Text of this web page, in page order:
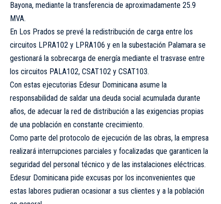
Bayona, mediante la transferencia de aproximadamente 25.9
MVA.
En Los Prados se prevé la redistribución de carga entre los
circuitos LPRA102 y LPRA106 y en la subestación Palamara se
gestionará la sobrecarga de energía mediante el trasvase entre
los circuitos PALA102, CSAT102 y CSAT103.
Con estas ejecutorias Edesur Dominicana asume la
responsabilidad de saldar una deuda social acumulada durante
años, de adecuar la red de distribución a las exigencias propias
de una población en constante crecimiento.
Como parte del protocolo de ejecución de las obras, la empresa
realizará interrupciones parciales y focalizadas que garanticen la
seguridad del personal técnico y de las instalaciones eléctricas.
Edesur Dominicana pide excusas por los inconvenientes que
estas labores pudieran ocasionar a sus clientes y a la población